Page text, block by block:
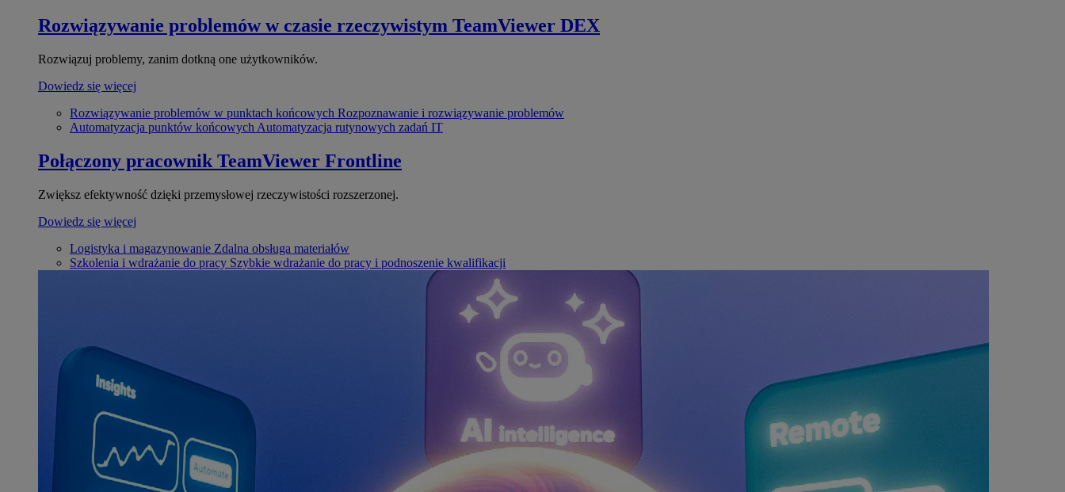
Rozwiązywanie problemów w czasie rzeczywistym TeamViewer DEX
Rozwiązuj problemy, zanim dotkną one użytkowników.
Dowiedz się więcej
Rozwiązywanie problemów w punktach końcowych Rozpoznawanie i rozwiązywanie problemów
Automatyzacja punktów końcowych Automatyzacja rutynowych zadań IT
Połączony pracownik TeamViewer Frontline
Zwiększ efektywność dzięki przemysłowej rzeczywistości rozszerzonej.
Dowiedz się więcej
Logistyka i magazynowanie Zdalna obsługa materiałów
Szkolenia i wdrażanie do pracy Szybkie wdrażanie do pracy i podnoszenie kwalifikacji